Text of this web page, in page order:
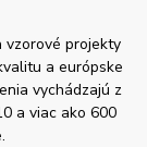
vzorové projekty
a európske
vychádzajú z
a viac ako 600